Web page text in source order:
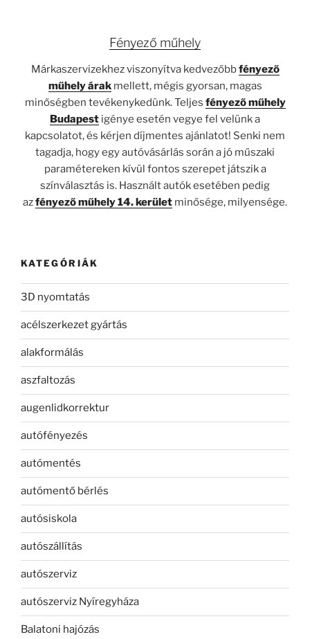
Fényező műhely
Márkaszervizekhez viszonyítva kedvezőbbfényező
műhely árakmellett, mégis gyorsan, magas
minőségben tevékenykedünk. Teljes fényező műhely
Budapest igénye esetén vegye fel velünk a
kapcsolatot, és kérjen díjmentes ajánlatot! Senki nem
tagadja, hogy egy autóvásárlás során a jó műszaki
paramétereken kívül fontos szerepet játszik a
színválasztás is. Használt autók esetében pedig
azfényező műhely 14. kerület minősége, milyensége.
KATEGÓRIÁK
3D nyomtatás
acélszerkezet gyártás
alakformálás
aszfaltozás
augenlidkorrektur
autófényezés
autómentés
autómentő bérlés
autósiskola
autószállítás
autószerviz
autószerviz Nyíregyháza
Balatoni hajózás